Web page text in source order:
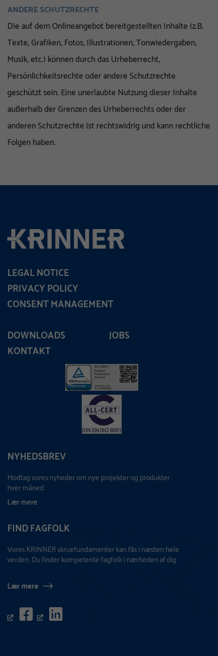
ANDERE SCHUTZRECHTE
Die auf dem Onlineangebot bereitgestellten Inhalte (z.B.
Texte, Grafiken, Fotos, Illustrationen, Tonwiedergaben,
Musik, etc.) können durch das Urheberrecht,
Persönlichkeitsrechte oder andere Schutzrechte
geschützt sein. Eine unerlaubte Nutzung dieser Inhalte
außerhalb der Grenzen des Urheberrechts oder der
anderen Schutzrechte ist rechtswidrig und kann rechtliche
Folgen haben.
DOWNLOADS
JOBS
KONTAKT
NYHEDSBREV
Modtag vores nyheder om nye projekter og produkter
hver måned.
Lær mere
FIND FAGFOLK
Vores KRINNER skruefundamenter kan fås i næsten hele
verden. Du finder kompetente fagfolk i nærheden af dig.
Lær mere
LEGAL NOTICE
PRIVACY POLICY
CONSENT MANAGEMENT